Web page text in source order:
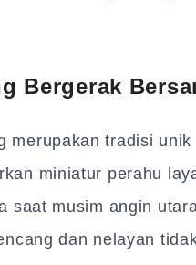
Bergerak
merupakan tradisi
miniatur perahu
saat musim angin
dan nelayan